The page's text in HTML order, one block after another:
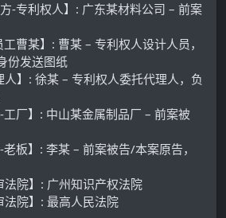
方-专利权人】: 广东某材料公司 – 前案
工曹某】: 曹某 – 专利权人设计人员，
份发送图纸
人】: 徐某 – 专利权人委托代理人，负
-工厂】: 中山某金属制品厂 – 前案被
老板】: 李某 – 前案被告/本案原告，
法院】: 广州知识产权法院
法院】: 最高人民法院